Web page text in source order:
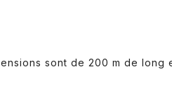
sont de 200 m de long